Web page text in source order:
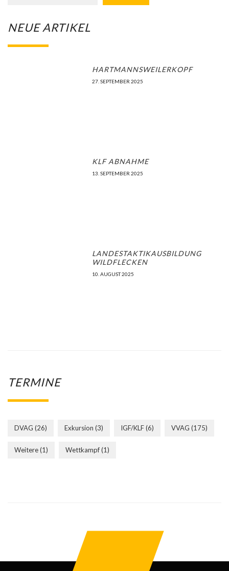
NEUE ARTIKEL
HARTMANNSWEILERKOPF
27. SEPTEMBER 2025
KLF ABNAHME
13. SEPTEMBER 2025
LANDESTAKTIKAUSBILDUNG
WILDFLECKEN
10. AUGUST 2025
TERMINE
DVAG (26) Exkursion (3) IGF/KLF(6) VVAG (175)
Weitere(1) Wettkampf(1)